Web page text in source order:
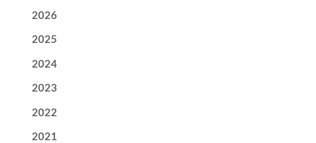
2026
2025
2024
2023
2022
2021